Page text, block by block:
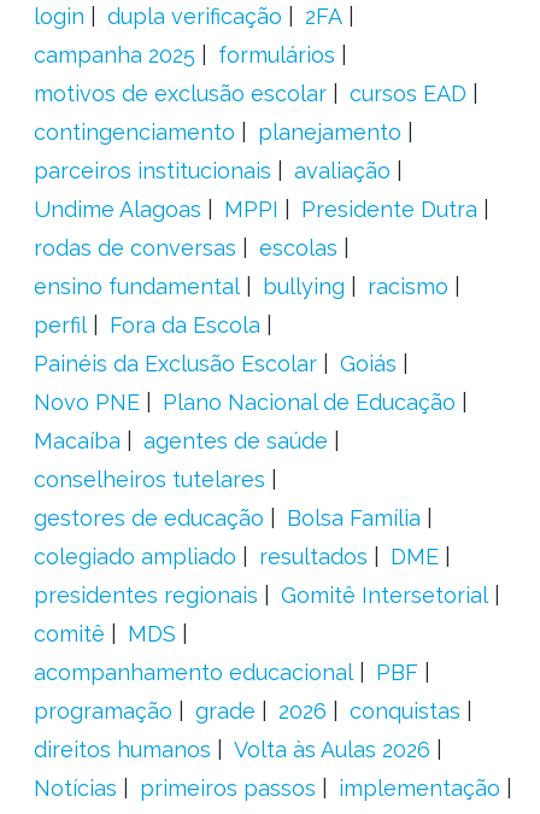
login
dupla verificação
2FA
campanha 2025
formulários
motivos de exclusão escolar
cursos EAD
contingenciamento
planejamento
parceiros institucionais
avaliação
Undime Alagoas
MPPI
Presidente Dutra
rodas de conversas
escolas
ensino fundamental
bullying
racismo
perfil
Fora da Escola
Painéis da Exclusão Escolar
Goiás
Novo PNE
Plano Nacional de Educação
Macaíba
agentes de saúde
conselheiros tutelares
gestores de educação
Bolsa Família
colegiado ampliado
resultados
DME
presidentes regionais
Gomitê Intersetorial
comitê
MDS
acompanhamento educacional
PBF
programação
grade 2026
conquistas
direitos humanos
Volta às Aulas 2026
Notícias
primeiros passos implementação